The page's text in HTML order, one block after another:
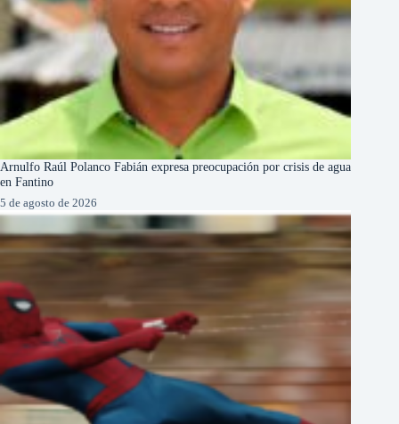
Arnulfo Raúl Polanco Fabián expresa preocupación por crisis de agua
en Fantino
5 de agosto de 2026